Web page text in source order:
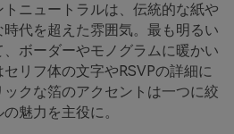
ニュートラルは、伝統的な紙や
代を超えた雰囲気。最も明るい
ボーダーやモノグラムに暖かい
リフ体の文字やRSVPの詳細に
クな箔のアクセントは一つに絞
魅力を主役に。